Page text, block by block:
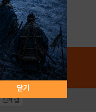
회원가입
닫기
전체앱